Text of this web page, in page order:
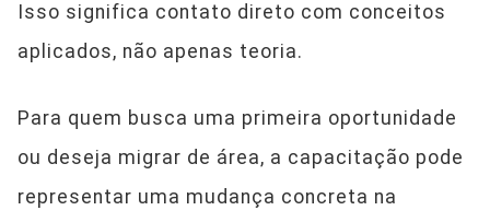
Isso significa contato direto com conceitos
aplicados, não apenas teoria.
Para quem busca uma primeira oportunidade
ou deseja migrar de área, a capacitação pode
representar uma mudança concreta na